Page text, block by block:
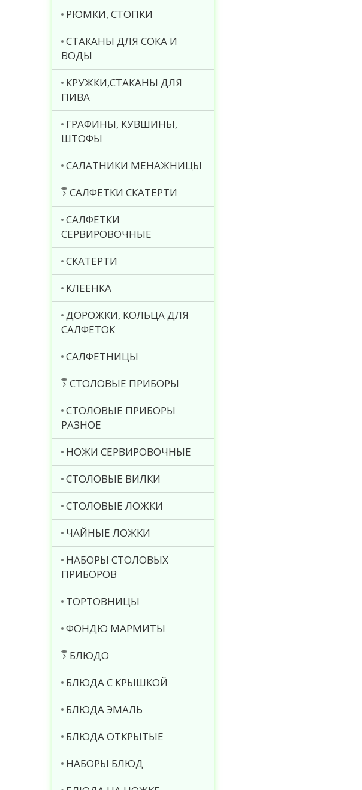
РЮМКИ, СТОПКИ
СТАКАНЫ ДЛЯ СОКА И
ВОДЫ
КРУЖКИ,СТАКАНЫ ДЛЯ
ПИВА
ГРАФИНЫ, КУВШИНЫ,
ШТОФЫ
САЛАТНИКИ МЕНАЖНИЦЫ
САЛФЕТКИ СКАТЕРТИ
САЛФЕТКИ
СЕРВИРОВОЧНЫЕ
СКАТЕРТИ
КЛЕЕНКА
ДОРОЖКИ, КОЛЬЦА ДЛЯ
САЛФЕТОК
САЛФЕТНИЦЫ
СТОЛОВЫЕ ПРИБОРЫ
СТОЛОВЫЕ ПРИБОРЫ
РАЗНОЕ
НОЖИ СЕРВИРОВОЧНЫЕ
СТОЛОВЫЕ ВИЛКИ
СТОЛОВЫЕ ЛОЖКИ
ЧАЙНЫЕ ЛОЖКИ
НАБОРЫ СТОЛОВЫХ
ПРИБОРОВ
ТОРТОВНИЦЫ
ФОНДЮ МАРМИТЫ
БЛЮДО
БЛЮДА С КРЫШКОЙ
БЛЮДА ЭМАЛЬ
БЛЮДА ОТКРЫТЫЕ
НАБОРЫ БЛЮД